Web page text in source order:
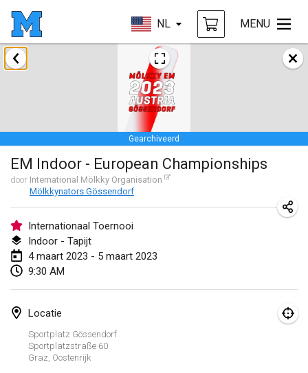
NL MENU
Gearchiveerd
EM Indoor - European Championships
door International Mölkky Organisation
Mölkkynators Gössendorf
Internationaal Toernooi
Indoor - Tapijt
4 maart 2023 - 5 maart 2023
9:30 AM
Locatie
Sportplatz Gössendorf
Sportplatzstraße 60
Graz Oostenrijk
januari 2023
LE Tournoi de Noël
Frankrijk
Indoor Polish Championship - Halowe Mistrzostwa Polski w Mölkky
14 jan. 2023 |Polen
Tournoi Mixte ASPTTOM
21 jan. 2023|Frankrijk
Tournoi de Mölkky - Lesfous Dubâtonvaigeois
28 jan. 2023 |Frankrijk
US Mölkky Winter
29 jan. 2023
februari 2023